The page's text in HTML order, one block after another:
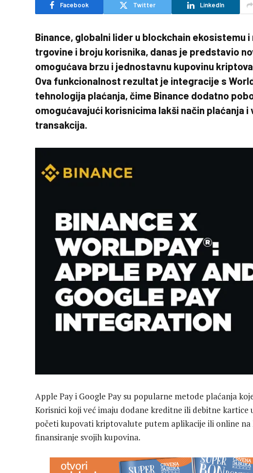
Facebook Twitter LinkedIn
Binance, globalni lider u blockchain ekosistemu
trgovine i broju korisnika, danas je predstavio
omogućava brzu i jednostavnu kupovinu
Ova funkcionalnost rezultat je integracije s
tehnologija plaćanja, čime Binance dodatno
omogućavajući korisnicima lakši način plaćanja
transakcija.
Apple Pay i Google Pay su popularne metode plaćanja
Korisnici koji već imaju dodane kreditne ili debitne kartice
početi kupovati kriptovalute putem aplikacije ili online
finansiranje svojih kupovina.